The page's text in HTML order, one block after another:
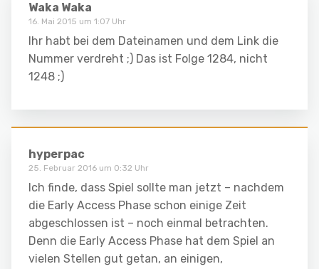
Waka Waka
16. Mai 2015 um 1:07 Uhr
Ihr habt bei dem Dateinamen und dem Link die
Nummer verdreht ;) Das ist Folge 1284, nicht
1248 ;)
hyperpac
25. Februar 2016 um 0:32 Uhr
Ich finde, dass Spiel sollte man jetzt – nachdem
die Early Access Phase schon einige Zeit
abgeschlossen ist – noch einmal betrachten.
Denn die Early Access Phase hat dem Spiel an
vielen Stellen gut getan, an einigen,